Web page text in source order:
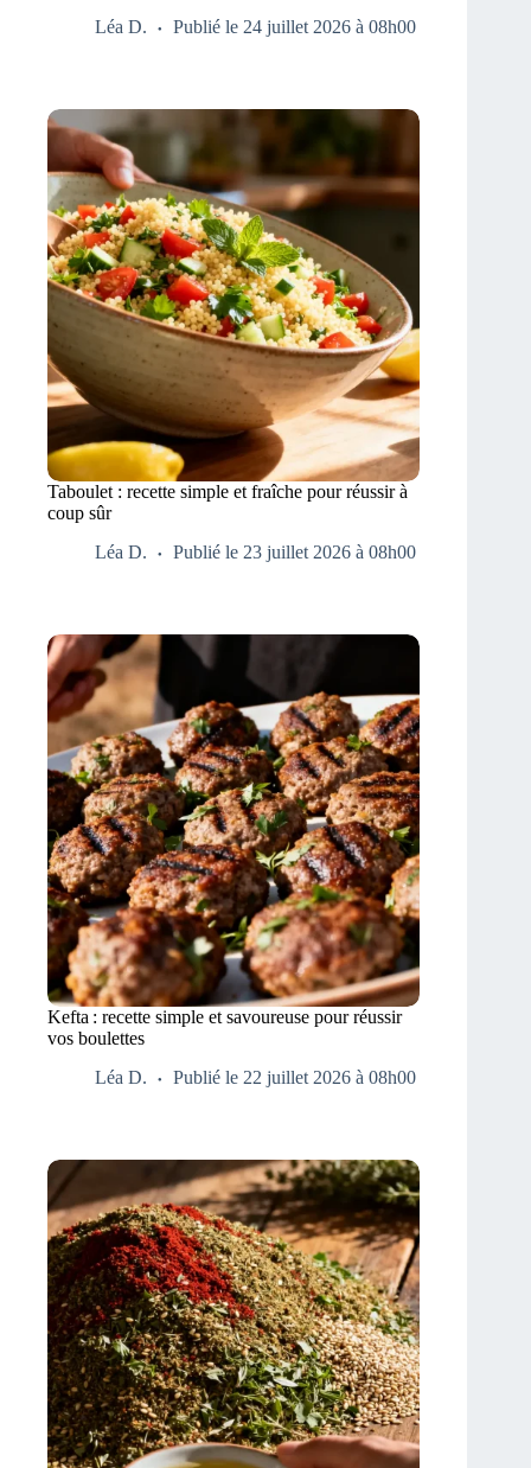
Léa D.
Publié le 24 juillet 2026 à 08h00
Taboulet : recette simple et fraîche pour réussir à
coup sûr
Léa D.
Publié le 23 juillet 2026 à 08h00
Kefta : recette simple et savoureuse pour réussir
vos boulettes
Léa D.
Publié le 22 juillet 2026 à 08h00